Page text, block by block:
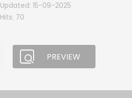
Updated: 15-09-2025
Hits: 70
PREVIEW